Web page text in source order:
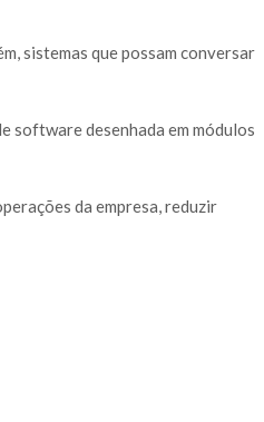
sistemas que possam conversar
software desenhada em módulos
da empresa, reduzir